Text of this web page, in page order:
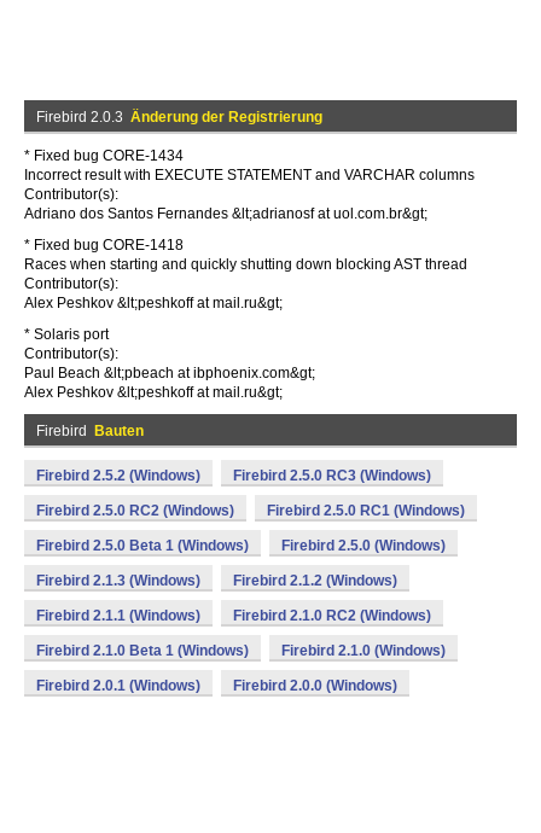
Firebird 2.0.3 Änderung der Registrierung
* Fixed bug CORE-1434
Incorrect result with EXECUTE STATEMENT and VARCHAR columns
Contributor(s):
Adriano dos Santos Fernandes &lt;adrianosf at uol.com.br&gt;
* Fixed bug CORE-1418
Races when starting and quickly shutting down blocking AST thread
Contributor(s):
Alex Peshkov &lt;peshkoff at mail.ru&gt;
* Solaris port
Contributor(s):
Paul Beach &lt;pbeach at ibphoenix.com&gt;
Alex Peshkov &lt;peshkoff at mail.ru&gt;
Firebird Bauten
Firebird 2.5.2 (Windows) Firebird 2.5.0 RC3 (Windows)
Firebird 2.5.0 RC2 (Windows) Firebird 2.5.0 RC1 (Windows)
Firebird 2.5.0 Beta 1 (Windows) Firebird 2.5.0 (Windows)
Firebird 2.1.3 (Windows) Firebird 2.1.2 (Windows)
Firebird 2.1.1 (Windows) Firebird 2.1.0 RC2 (Windows)
Firebird 2.1.0 Beta 1 (Windows) Firebird 2.1.0 (Windows)
Firebird 2.0.1 (Windows) Firebird 2.0.0 (Windows)